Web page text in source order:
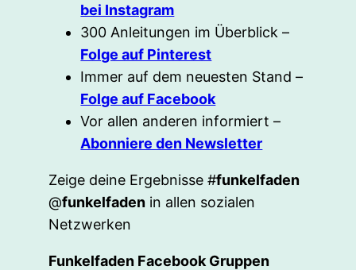
bei Instagram
300 Anleitungen im Überblick –
Folge auf Pinterest
Immer auf dem neuesten Stand –
Folge auf Facebook
Vor allen anderen informiert –
Abonniere den Newsletter
Zeige deine Ergebnisse #funkelfaden
@funkelfaden in allen sozialen
Netzwerken
Funkelfaden Facebook Gruppen